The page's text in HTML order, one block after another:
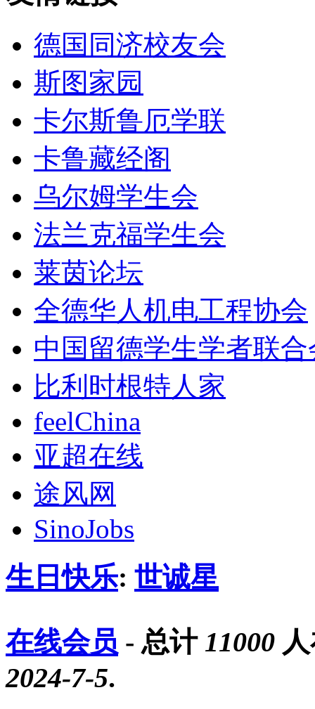
德国同济校友会
斯图家园
卡尔斯鲁厄学联
卡鲁藏经阁
乌尔姆学生会
法兰克福学生会
莱茵论坛
全德华人机电工程协会
中国留德学生学者联合
比利时根特人家
feelChina
亚超在线
途风网
SinoJobs
生日快乐: 世诚星
在线会员 - 总计 11000
2024-7-5.